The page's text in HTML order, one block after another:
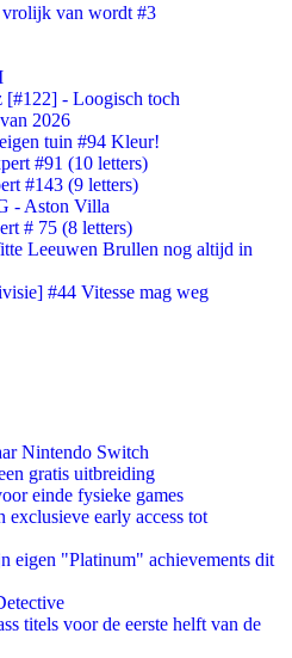
van wordt #3
- Loogisch toch
2026
tuin #94 Kleur!
#91 (10 letters)
#143 (9 letters)
- Aston Villa
# 75 (8 letters)
Leeuwen Brullen nog altijd in
#44 Vitesse mag weg
Nintendo Switch
gratis uitbreiding
einde fysieke games
early access tot
"Platinum" achievements dit
titels voor de eerste helft van de